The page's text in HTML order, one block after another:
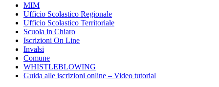
MIM
Ufficio Scolastico Regionale
Ufficio Scolastico Territoriale
Scuola in Chiaro
Iscrizioni On Line
Invalsi
Comune
WHISTLEBLOWING
Guida alle iscrizioni online – Video tutorial